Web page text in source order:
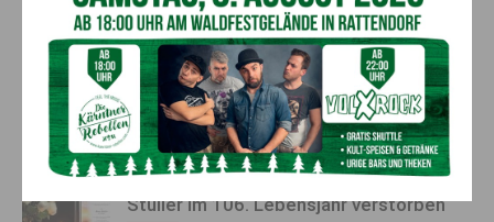
besonders betroffen
Inspiration, Verantwortung
und Zukunftsgeist
AKTUELLES
Ein langes Leben ging zu Ende: Anna
Stulier im 106. Lebensjahr verstorben